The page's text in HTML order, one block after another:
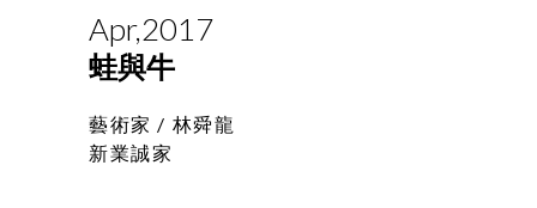
Apr,2017
蛙與牛
藝術家 / 林舜龍
新業誠家